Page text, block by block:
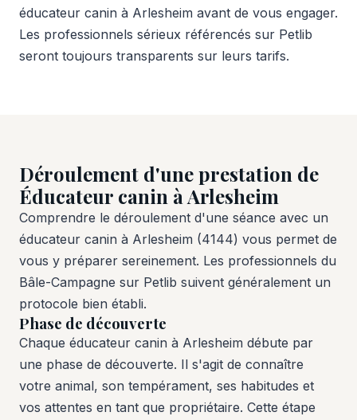
éducateur canin à Arlesheim avant de vous engager.
Les professionnels sérieux référencés sur Petlib
seront toujours transparents sur leurs tarifs.
Déroulement d'une prestation de
Éducateur canin à Arlesheim
Comprendre le déroulement d'une séance avec un
éducateur canin à Arlesheim (4144) vous permet de
vous y préparer sereinement. Les professionnels du
Bâle-Campagne sur Petlib suivent généralement un
protocole bien établi.
Phase de découverte
Chaque éducateur canin à Arlesheim débute par
une phase de découverte. Il s'agit de connaître
votre animal, son tempérament, ses habitudes et
vos attentes en tant que propriétaire. Cette étape